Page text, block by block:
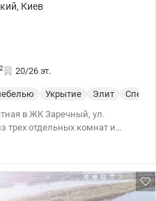
, Киев
2 20/26 эт.
Укрытие Элит
в ЖК Заречный, ул.
трех отдельных комнат и
проекту,
К дому подключен